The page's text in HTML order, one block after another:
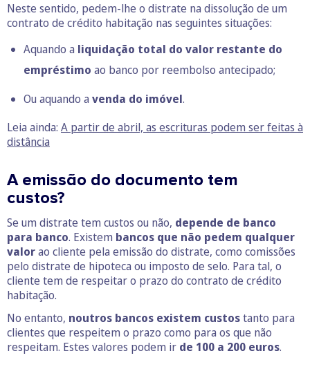
Neste sentido, pedem-lhe o distrate na dissolução de um
contrato de crédito habitação nas seguintes situações:
Aquando a liquidação total do valor restante do
empréstimo ao banco por reembolso antecipado;
Ou aquando a venda do imóvel.
Leia ainda: A partir de abril, as escrituras podem ser feitas à
distância
A emissão do documento tem
custos?
Se um distrate tem custos ou não, depende de banco
para banco. Existem bancos que não pedem qualquer
valorao cliente pela emissão do distrate, como comissões
pelo distrate de hipoteca ou imposto de selo. Para tal, o
cliente tem de respeitar o prazo do contrato de crédito
habitação.
No entanto, noutros bancos existem custostanto para
clientes que respeitem o prazo como para os que não
respeitam. Estes valores podem ir de 100 a 200 euros.